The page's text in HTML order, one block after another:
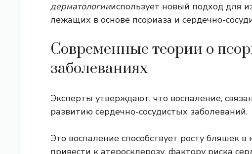
дерматологиииспользует новый подход для
лежащих в основе псориаза и сердечно-
Современные теории о
заболеваниях
Эксперты утверждают, что воспаление,
развитию сердечно-сосудистых заболеваний.
Это воспаление способствует росту бляшек